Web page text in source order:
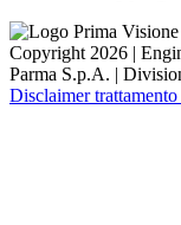
Copyright 2026 |
Parma S.p.A. |
Disclaimer